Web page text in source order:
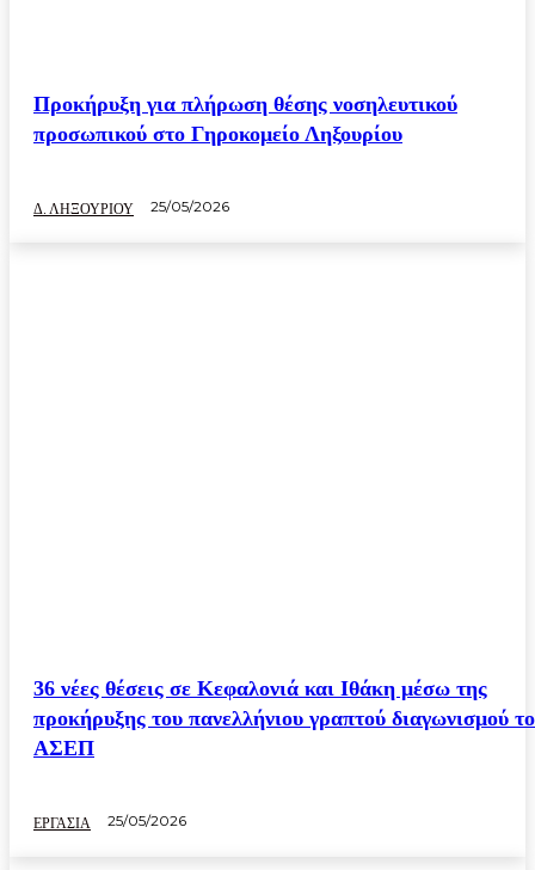
Προκήρυξη για πλήρωση θέσης νοσηλευτικού
προσωπικού στο Γηροκομείο Ληξουρίου
Δ. ΛΗΞΟΥΡΙΟΥ 25/05/2026
36 νέες θέσεις σε Κεφαλονιά και Ιθάκη μέσω της
προκήρυξης του πανελλήνιου γραπτού διαγωνισμού
ΑΣΕΠ
ΕΡΓΑΣΙΑ 25/05/2026